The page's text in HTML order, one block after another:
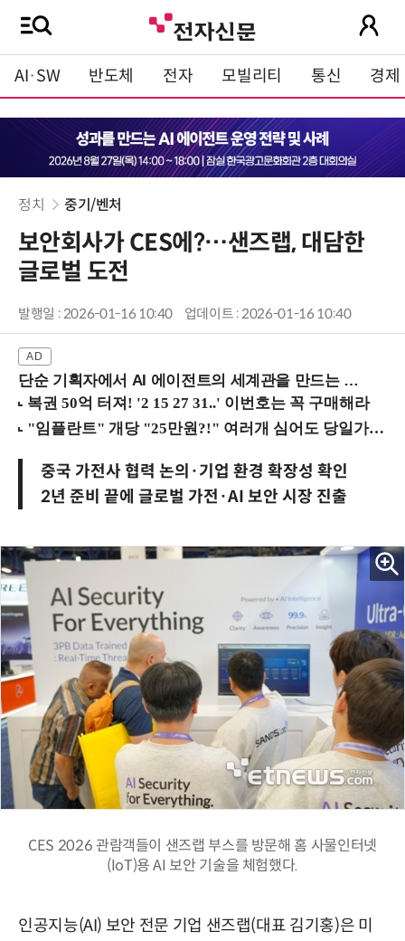
AI·SW 반도체 전자 모빌리티 통신 경제
정치 중기/벤처
보안회사가 CES에?…샌즈랩, 대담한
글로벌 도전
발행일 : 2026-01-16 10:40 업데이트 : 2026-01-16 10:40
단순 기획자에서 AI 에이전트의 세계관을 만드는 지식 설계자로.. (8/20 강남역)
중국 가전사 협력 논의·기업 환경 확장성 확인
2년 준비 끝에 글로벌 가전·AI 보안 시장 진출
CES 2026 관람객들이 샌즈랩 부스를 방문해 홈 사물인터넷
(IoT)용 AI 보안 기술을 체험했다.
인공지능(AI) 보안 전문 기업 샌즈랩(대표 김기홍)은 미